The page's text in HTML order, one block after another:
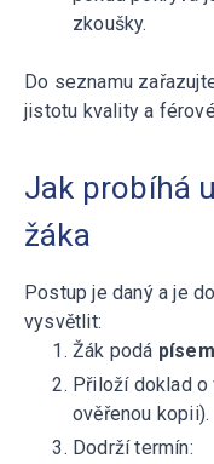
zkoušky.
Do seznamu
jistotu kvality a
Jak probíhá
žáka
Postup je daný a je
vysvětlit:
Žák podá
Přiloží doklad o
ověřenou kopii).
Dodrží termín: